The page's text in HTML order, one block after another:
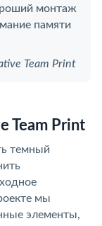
монтаж
памяти
Team Print
Team Print
темный
мы
элементы,